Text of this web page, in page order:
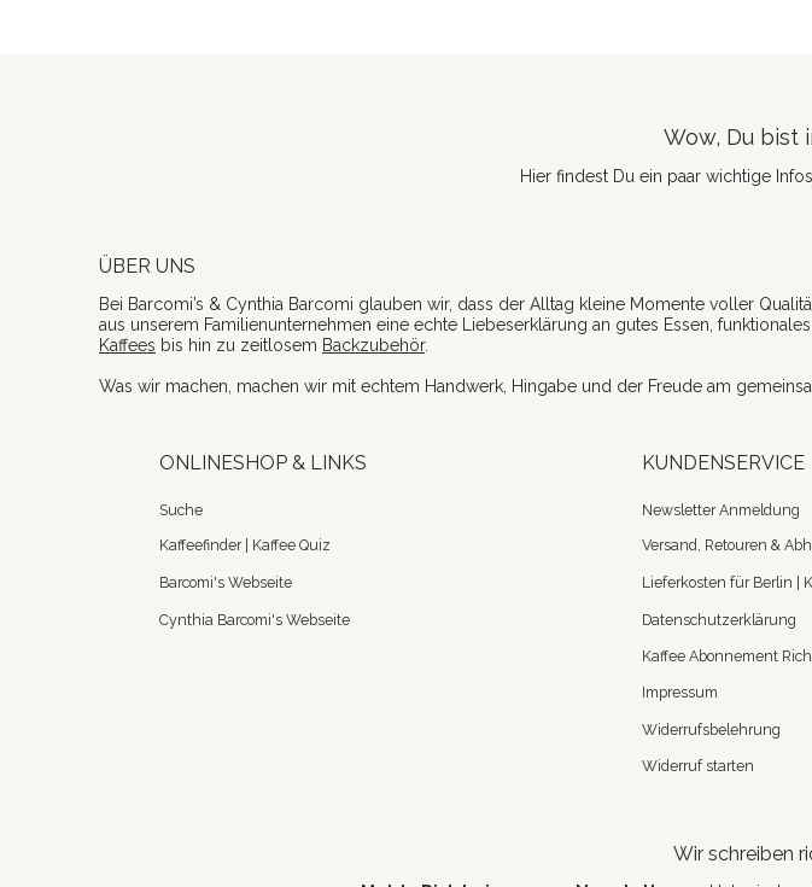
Wow, Du bist
Hier findest Du ein paar wichtige
ÜBER UNS
Bei Barcomi’s & Cynthia Barcomi glauben wir, dass der Alltag kleine Momente voller
aus unserem Familienunternehmen eine echte Liebeserklärung an gutes Essen,
Kaffees bis hin zu zeitlosem Backzubehör.
Was wir machen, machen wir mit echtem Handwerk, Hingabe und der Freude am
ONLINESHOP & LINKS
Suche
Kaffeefinder | Kaffee Quiz
Barcomi's Webseite
Cynthia Barcomi's Webseite
KUNDENSERVICE
Newsletter Anmeldung
Versand, Retouren &
Lieferkosten für Berlin |
Datenschutzerklärung
Kaffee Abonnement
Impressum
Widerrufsbelehrung
Widerruf starten
Wir schreiben